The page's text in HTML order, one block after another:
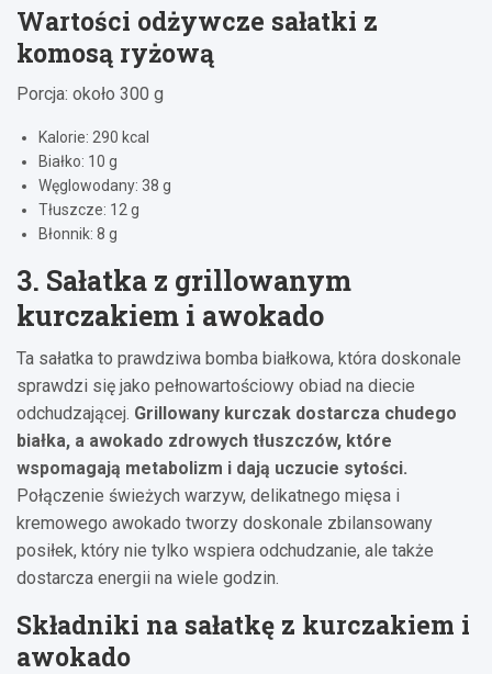
Wartości odżywcze sałatki z
komosą ryżową
Porcja: około 300 g
Kalorie: 290 kcal
Białko: 10 g
Węglowodany: 38 g
Tłuszcze: 12 g
Błonnik: 8 g
3. Sałatka z grillowanym
kurczakiem i awokado
Ta sałatka to prawdziwa bomba białkowa, która doskonale
sprawdzi się jako pełnowartościowy obiad na diecie
odchudzającej. Grillowany kurczak dostarcza chudego
białka, a awokado zdrowych tłuszczów, które
wspomagają metabolizm i dają uczucie sytości.
Połączenie świeżych warzyw, delikatnego mięsa i
kremowego awokado tworzy doskonale zbilansowany
posiłek, który nie tylko wspiera odchudzanie, ale także
dostarcza energii na wiele godzin.
Składniki na sałatkę z kurczakiem i
awokado